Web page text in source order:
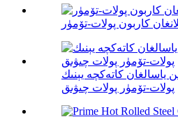
كاربون پولات-تۆمۈر
ياسالغان كاتەكچە يېنىك
پولات-تۆمۈر پولات چىۋىق